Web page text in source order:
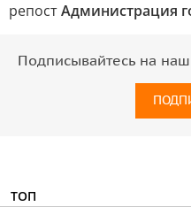
репостАдминистрация
Подписывайтесь на
ТОП